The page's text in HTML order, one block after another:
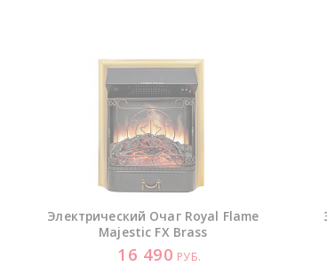
Электрический Очаг Royal Flame
Majestic FX Brass
16 490 РУБ.